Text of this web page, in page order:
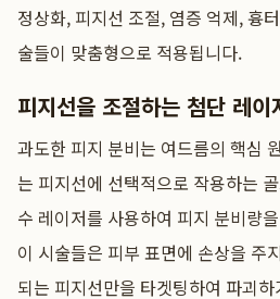
정상화, 피지선 조절, 염증 억제, 흉
술들이 맞춤형으로 적용됩니다.
피지선을 조절하는 첨단 레이
과도한 피지 분비는 여드름의 핵심
는 피지선에 선택적으로 작용하는
수 레이저를 사용하여 피지 분비량
이 시술들은 피부 표면에 손상을 주
되는 피지선만을 타겟팅하여 파괴